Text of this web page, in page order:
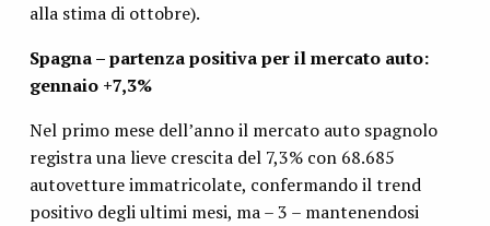
alla stima di ottobre).
Spagna – partenza positiva per il mercato auto:
gennaio +7,3%
Nel primo mese dell’anno il mercato auto spagnolo
registra una lieve crescita del 7,3% con 68.685
autovetture immatricolate, confermando il trend
positivo degli ultimi mesi, ma – 3 – mantenendosi